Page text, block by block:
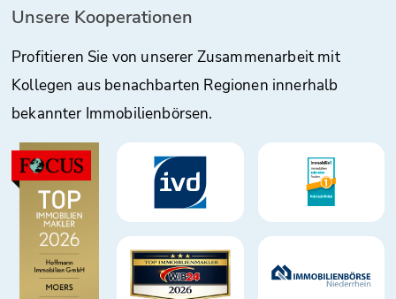
Unsere Kooperationen
Profitieren Sie von unserer Zusammenarbeit mit
Kollegen aus benachbarten Regionen innerhalb
bekannter Immobilienbörsen.